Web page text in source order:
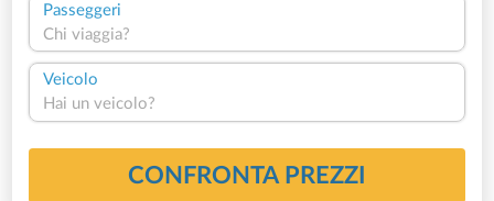
Passeggeri
Chi viaggia?
Veicolo
Hai un veicolo?
CONFRONTA PREZZI